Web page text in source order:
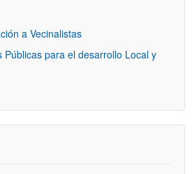
a Vecinalistas
Públicas para el desarrollo Local y